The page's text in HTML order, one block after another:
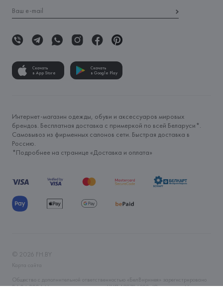
Скачать
в App Store
Скачать
в Google Play
Интернет-магазин одежды, обуви и аксессуаров мировых
брендов. Бесплатная доставка с примеркой по всей Беларуси*.
Самовывоз из фирменных салонов сети. Быстрая доставка в
Россию.
*Подробнее на странице «Доставка и оплата»
© 2026 FH.BY
Карта сайта
Общество с дополнительной ответственностью «БелВиринея» зарегистрировано
06.04.2006 Минским горисполкомом. УНП 190706320. Юр.адрес: г. Минск, ул.